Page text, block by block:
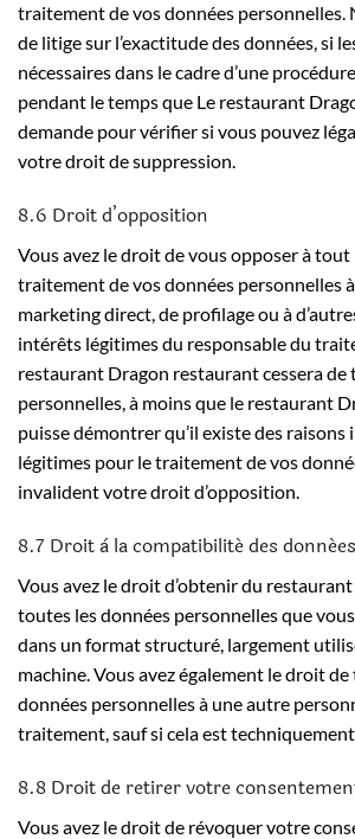
traitement de vos données personnelles.
de litige sur l’exactitude des données, si
nécessaires dans le cadre d’une
pendant le temps que Le restaurant
demande pour vérifier si vous pouvez
votre droit de suppression.
8.6 Droit d’opposition
Vous avez le droit de vous opposer à
traitement de vos données personnelles
marketing direct, de profilage ou à
intérêts légitimes du responsable du
restaurant Dragon restaurant cessera de
personnelles, à moins que le restaurant
puisse démontrer qu’il existe des raisons
légitimes pour le traitement de vos
invalident votre droit d’opposition.
8.7 Droit à la compatibilité des données
Vous avez le droit d’obtenir du
toutes les données personnelles que
dans un format structuré, largement
machine. Vous avez également le droit
données personnelles à une autre
traitement, sauf si cela est
8.8 Droit de retirer votre
Vous avez le droit de révoquer votre